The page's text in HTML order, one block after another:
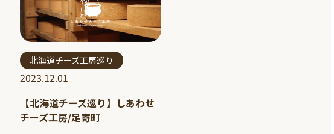
北海道チーズ工房巡り
2023.12.01
【北海道チーズ巡り】しあわせ
チーズ工房/足寄町